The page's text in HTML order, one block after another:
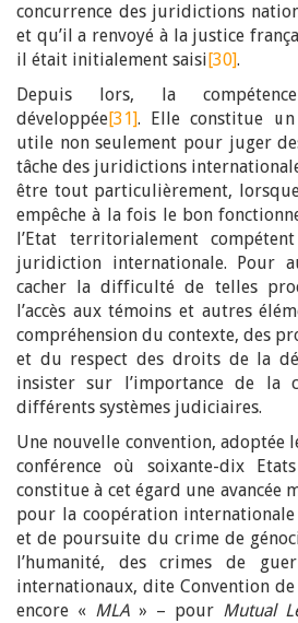
concurrence des juridictions
et qu’il a renvoyé à la justice
il était initialement saisi[30].
Depuis lors, la
développée[31]. Elle constitue
utile non seulement pour juger
tâche des juridictions
être tout particulièrement,
empêche à la fois le bon
l’Etat territorialement
juridiction internationale. Pour
cacher la difficulté de telles
l’accès aux témoins et autres
compréhension du contexte, des
et du respect des droits de la
insister sur l’importance de la
différents systèmes judiciaires.
Une nouvelle convention, adoptée
conférence où soixante-dix
constitue à cet égard une avancée
pour la coopération internationale
et de poursuite du crime de
l’humanité, des crimes de
internationaux, dite Convention
encore « MLA » – pour Mutual